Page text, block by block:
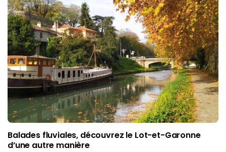
Balades fluviales, découvrez le Lot-et-Garonne
d’une autre manière